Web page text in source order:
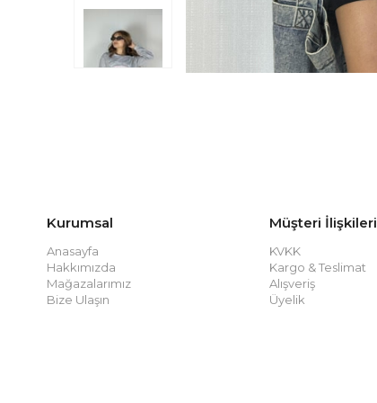
Kurumsal
Anasayfa
Hakkımızda
Mağazalarımız
Bize Ulaşın
Müşteri İlişkileri
KVKK
Kargo & Teslimat
Alışveriş
Üyelik